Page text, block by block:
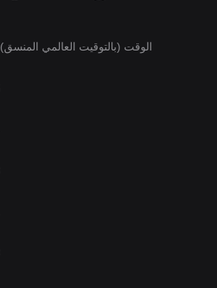
الوقت (بالتوقيت العالمي المنسق)